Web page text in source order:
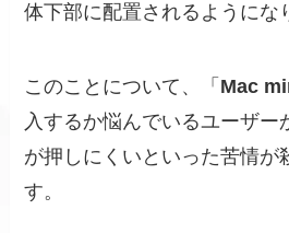
体下部に配置されるようにな
このことについて、「 Mac
入するか悩んでいるユーザー
が押しにくいといった苦情が
す。